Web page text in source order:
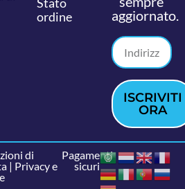
ordine
aggiornato.
ISCRIVITI
ORA
di
| Privacy e
Pagamenti
sicuri